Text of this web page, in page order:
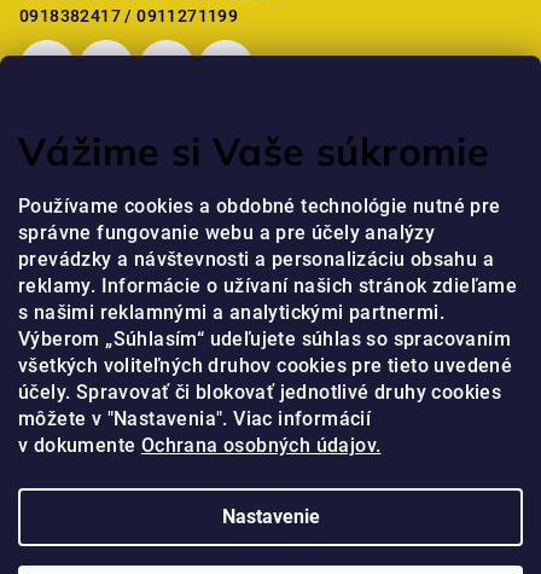
Vážime si Vaše súkromie
Používame cookies a obdobné technológie nutné pre
správne fungovanie webu a pre účely analýzy
prevádzky a návštevnosti a personalizáciu obsahu a
reklamy. Informácie o užívaní našich stránok zdieľame
s našimi reklamnými a analytickými partnermi.
Výberom „Súhlasím“ udeľujete súhlas so spracovaním
všetkých voliteľných druhov cookies pre tieto uvedené
účely. Spravovať či blokovať jednotlivé druhy cookies
môžete v "Nastavenia". Viac informácií
v dokumente Ochrana osobných údajov.
Nastavenie
0918382417 / 0911271199
Hodnotenie produktu je 5 z 5 hviezdičiek.
| jaja
Prijímame online platby